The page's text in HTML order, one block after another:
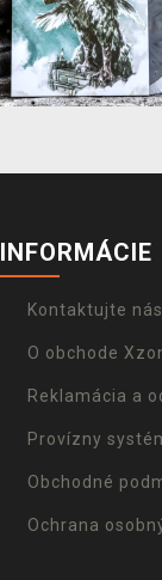
INFORMÁCIE
Kontaktujte nás
O obchode
Reklamácia a
Provízny
Obchodné
Ochrana